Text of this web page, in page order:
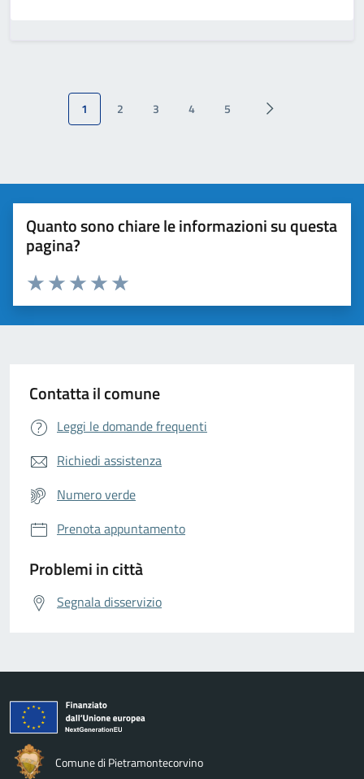
1 2 3 4 5
Quanto sono chiare le informazioni su questa
pagina?
Valuta da 1 a 5 stelle la pagina
Valuta 5 stelle su 5
Valuta 4 stelle su 5
Valuta 3 stelle su 5
Valuta 2 stelle su 5
Valuta 1 stelle su 5
Contatta il comune
Leggi le domande frequenti
Richiedi assistenza
Numero verde
Prenota appuntamento
Problemi in città
Segnala disservizio
Comune di Pietramontecorvino